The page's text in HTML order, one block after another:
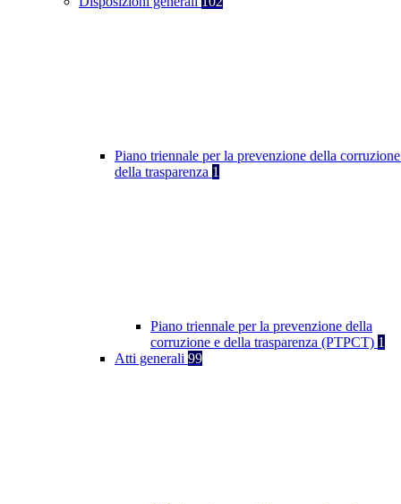
Piano triennale per la prevenzione della
della trasparenza 1
Piano triennale per la prevenzione della
corruzione e della trasparenza (PTPCT) 1
Atti generali 99